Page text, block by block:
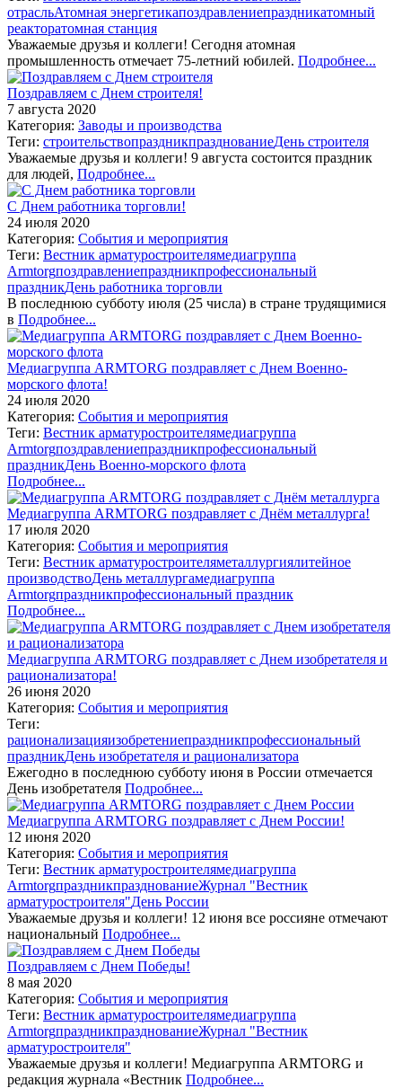
отрасльАтомная энергетикапоздравлениепраздникатомный
реакторатомная станция
Уважаемые друзья и коллеги! Сегодня атомная
промышленность отмечает 75-летний юбилей. Подробнее...
Поздравляем с Днем строителя!
7 августа 2020
Категория: Заводы и производства
Теги: строительствопраздникпразднованиеДень строителя
Уважаемые друзья и коллеги! 9 августа состоится праздник
для людей, Подробнее...
С Днем работника торговли!
24 июля 2020
Категория: События и мероприятия
Теги: Вестник арматуростроителямедиагруппа
Armtorgпоздравлениепраздникпрофессиональный
праздникДень работника торговли
В последнюю субботу июля (25 числа) в стране трудящимися
в Подробнее...
Медиагруппа ARMTORG поздравляет с Днем Военно-
морского флота!
24 июля 2020
Категория: События и мероприятия
Теги: Вестник арматуростроителямедиагруппа
Armtorgпоздравлениепраздникпрофессиональный
праздникДень Военно-морского флота
Подробнее...
Медиагруппа ARMTORG поздравляет с Днём металлурга!
17 июля 2020
Категория: События и мероприятия
Теги: Вестник арматуростроителяметаллургиялитейное
производствоДень металлургамедиагруппа
Armtorgпраздникпрофессиональный праздник
Подробнее...
Медиагруппа ARMTORG поздравляет с Днем изобретателя и
рационализатора!
26 июня 2020
Категория: События и мероприятия
Теги:
рационализацияизобретениепраздникпрофессиональный
праздникДень изобретателя и рационализатора
Ежегодно в последнюю субботу июня в России отмечается
День изобретателя Подробнее...
Медиагруппа ARMTORG поздравляет с Днем России!
12 июня 2020
Категория: События и мероприятия
Теги: Вестник арматуростроителямедиагруппа
ArmtorgпраздникпразднованиеЖурнал "Вестник
арматуростроителя"День России
Уважаемые друзья и коллеги! 12 июня все россияне отмечают
национальный Подробнее...
Поздравляем с Днем Победы!
8 мая 2020
Категория: События и мероприятия
Теги: Вестник арматуростроителямедиагруппа
ArmtorgпраздникпразднованиеЖурнал "Вестник
арматуростроителя"
Уважаемые друзья и коллеги! Медиагруппа ARMTORG и
редакция журнала «Вестник Подробнее...